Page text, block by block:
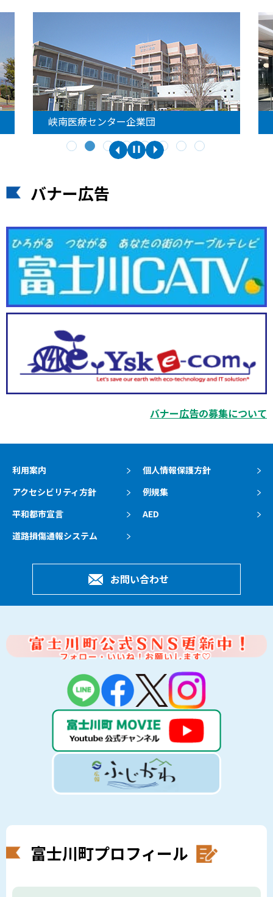
峡南医療センター企業団
バナー広告
バナー広告の募集について
利用案内
個人情報保護方針
アクセシビリティ方針
例規集
平和都市宣言
AED
道路損傷通報システム
お問い合わせ
富士川町プロフィール